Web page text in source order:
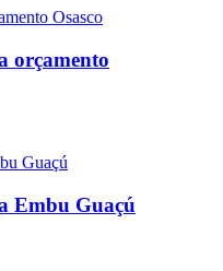
orçamento
Embu Guaçú